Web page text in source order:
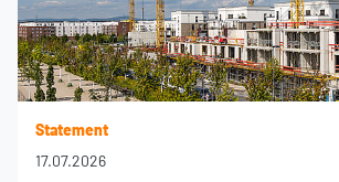
Statement
17.07.2026